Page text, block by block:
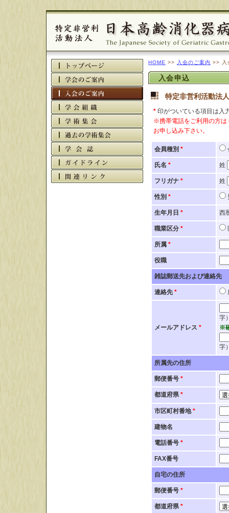
HOME >> 入会のご案内 >> 入
入会申込
特定非営利活動法
* 印がついている項目は入
※携帯電話をご利用の方は
お申し込み下さい。
会員種別 *
氏名 * 姓
フリガナ * 姓
性別 *
生年月日 * 西
職業区分 *
所属 *
役職
雑誌郵送先および連絡先
連絡先 *
メールアドレス *
字
※
字
所属先の住所
郵便番号 *
都道府県*
市区町村番地*
建物名
電話番号 *
FAX番号
自宅の住所
郵便番号 *
都道府県*